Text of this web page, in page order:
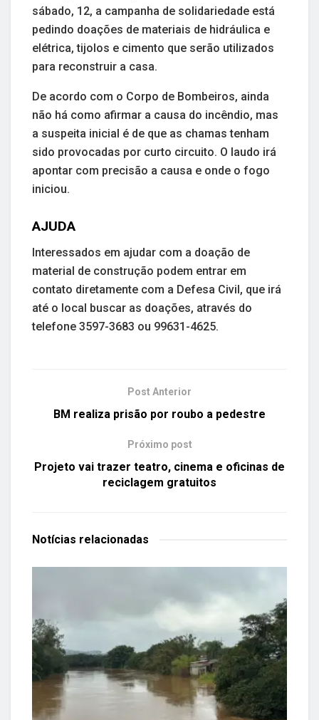
sábado, 12, a campanha de solidariedade está
pedindo doações de materiais de hidráulica e
elétrica, tijolos e cimento que serão utilizados
para reconstruir a casa.
De acordo com o Corpo de Bombeiros, ainda
não há como afirmar a causa do incêndio, mas
a suspeita inicial é de que as chamas tenham
sido provocadas por curto circuito. O laudo irá
apontar com precisão a causa e onde o fogo
iniciou.
AJUDA
Interessados em ajudar com a doação de
material de construção podem entrar em
contato diretamente com a Defesa Civil, que irá
até o local buscar as doações, através do
telefone 3597-3683 ou 99631-4625.
Post Anterior
BM realiza prisão por roubo a pedestre
Próximo post
Projeto vai trazer teatro, cinema e oficinas de
reciclagem gratuitos
Notícias relacionadas